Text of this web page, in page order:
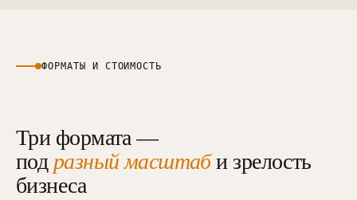
ФОРМАТЫ И СТОИМОСТЬ
Три формата —
подразный масштаби зрелость
бизнеса